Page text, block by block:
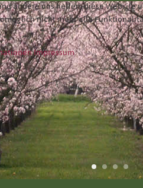
andere uns helfen, diese
nicht mehr alle
Impressum